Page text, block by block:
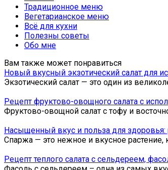
Традиционное меню
Вегетарианское меню
Всё для кухни
Полезны советы
Обо мне
Вам также может понравиться
Новый вкусный экзотический салат для
Экзотический салат — это один из
Рецепт фруктово-овощного салата с
Фруктово-овощной салат с тофу и
Насыщенный вкус и польза для здоровья:
Спаржа — это нежное и вкусное
Рецепт теплого салата с сельдереем,